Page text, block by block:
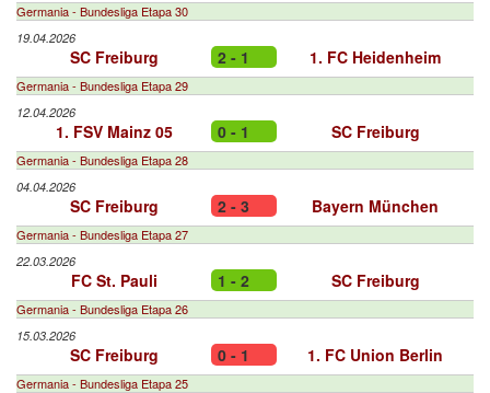
Germania - Bundesliga Etapa 30
19.04.2026
SC Freiburg 2 - 1 1. FC Heidenheim
Germania - Bundesliga Etapa 29
12.04.2026
1. FSV Mainz 05 0 - 1 SC Freiburg
Germania - Bundesliga Etapa 28
04.04.2026
SC Freiburg 2 - 3 Bayern München
Germania - Bundesliga Etapa 27
22.03.2026
FC St. Pauli 1 - 2 SC Freiburg
Germania - Bundesliga Etapa 26
15.03.2026
SC Freiburg 0 - 1 1. FC Union Berlin
Germania - Bundesliga Etapa 25